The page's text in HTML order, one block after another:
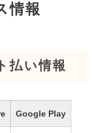
情報
払い情報
Google Play